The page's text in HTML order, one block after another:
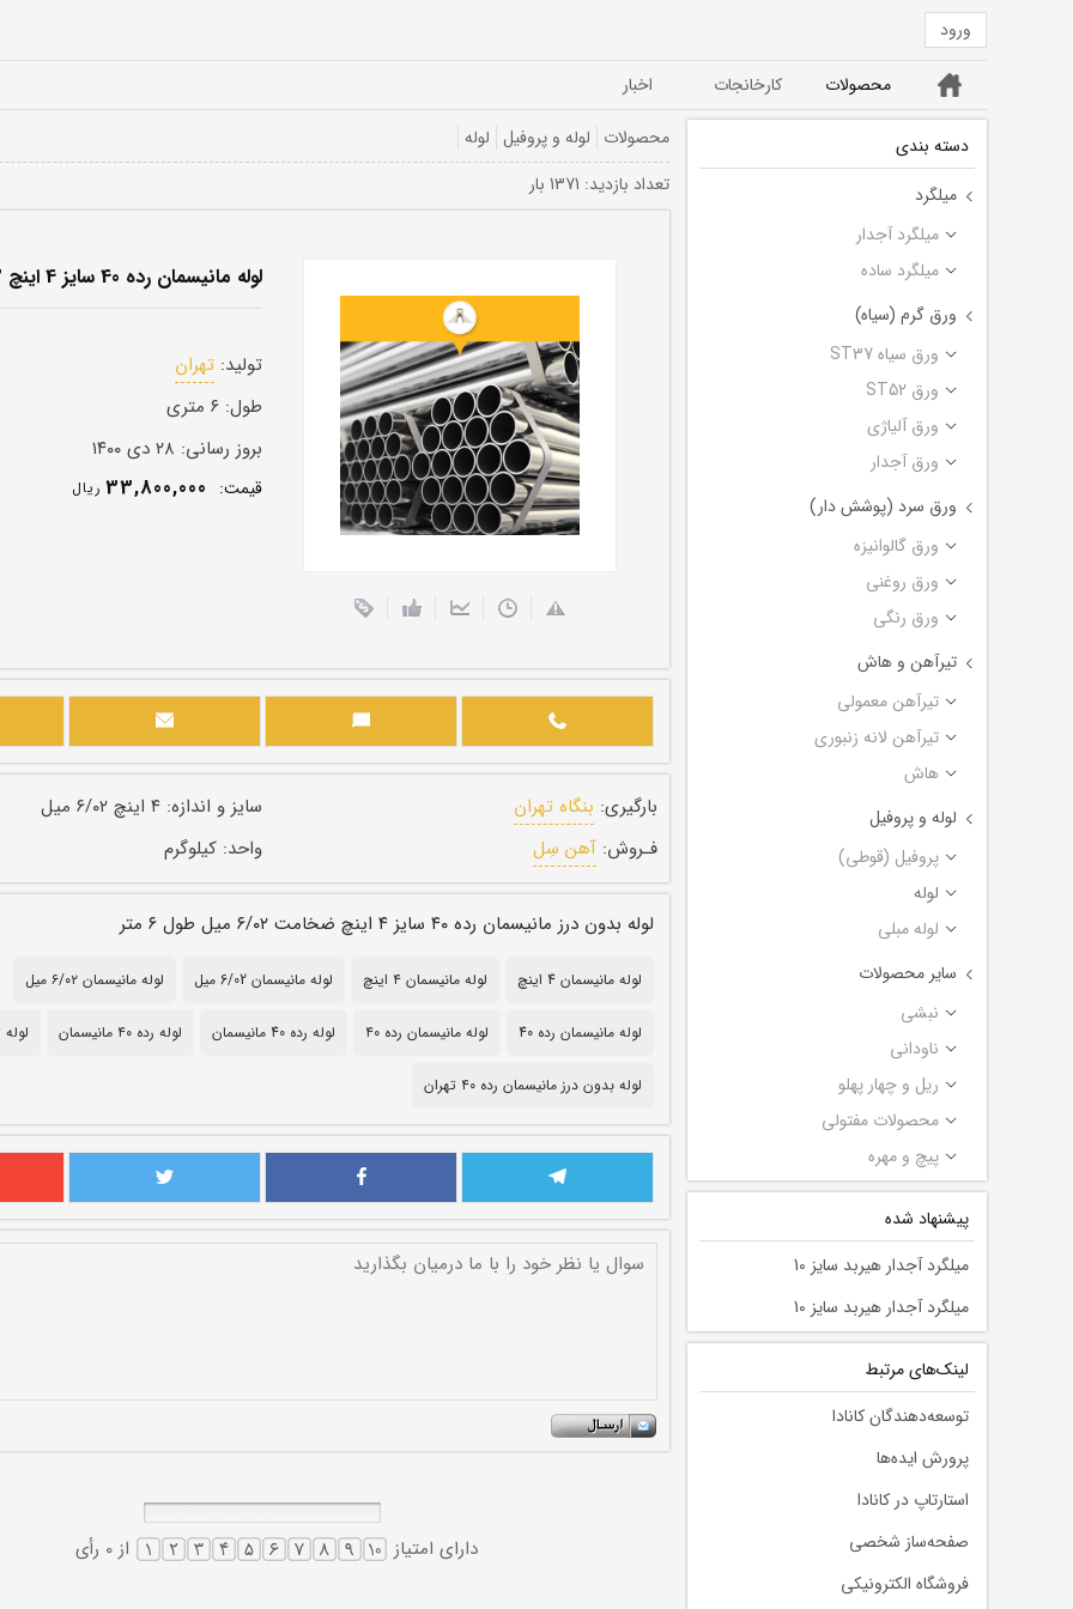
ورود
خانه محصولات کارخانجات اخبار
دسته بندی
میلگرد
میلگرد آجدار
میلگرد ساده
ورق گرم (سیاه)
ورق سیاه ST37
ورق ST52
ورق آلیاژی
ورق آجدار
ورق سرد (پوشش دار)
ورق گالوانیزه
ورق روغنی
ورق رنگی
تیرآهن و هاش
تیرآهن معمولی
تیرآهن لانه زنبوری
هاش
لوله و پروفیل
پروفیل (قوطی)
لوله
لوله مبلی
سایر محصولات
نبشی
ناودانی
ریل و چهار پهلو
محصولات مفتولی
پیچ و مهره
پیشنهاد شده
میلگرد آجدار هیربد سایز 10
میلگرد آجدار هیربد سایز 10
لينك‌های مرتبط
توسعه‌دهندگان کانادا
پرورش ایده‌ها
استارتاپ در کانادا
صفحه‌ساز شخصی
فروشگاه الکترونیکی
محصولات لوله و پروفیل لوله
تعداد بازديد: 1371 بار
لوله مانیسمان رده 40 سایز 4 اینچ 6/02 میل
تولید: تهران
طول: ۶ متری
بروز رسانی: ۲۸ دی ۱۴۰۰
قيمت: 33,800,000 ريال
بارگیری: بنگاه تهران
فـروش: آهن سِل
سایز و اندازه: ۴ اینچ ۶/۰۲ میل
واحد: کیلوگرم
لوله بدون درز مانیسمان رده ۴۰ سایز ۴ اینچ ضخامت ۶/۰۲ میل طول ۶ متر
لوله مانیسمان 4 اینچ لوله مانیسمان ۴ اینچ لوله مانیسمان 6/02 میل لوله مانیسمان ۶/۰۲ میل
لوله مانیسمان رده 40 لوله مانیسمان رده ۴۰ لوله رده 40 مانیسمان لوله رده ۴۰ مانیسمان
لوله بدون درز مانیسمان رده ۴۰ تهران
دارای امتیاز از 0 رأی